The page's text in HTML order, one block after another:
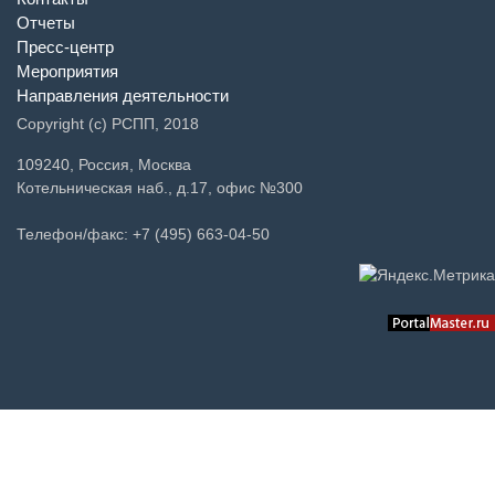
Отчеты
Пресс-центр
Мероприятия
Направления деятельности
Copyright (c) РСПП, 2018
109240, Россия, Москва
Котельническая наб., д.17, офис №300
Телефон/факс: +7 (495) 663-04-50